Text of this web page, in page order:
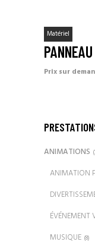
Matériel
Prix sur
ANIMATIONS
ANIMATION
ÉVÉNEMENT
MUSIQUE (8)